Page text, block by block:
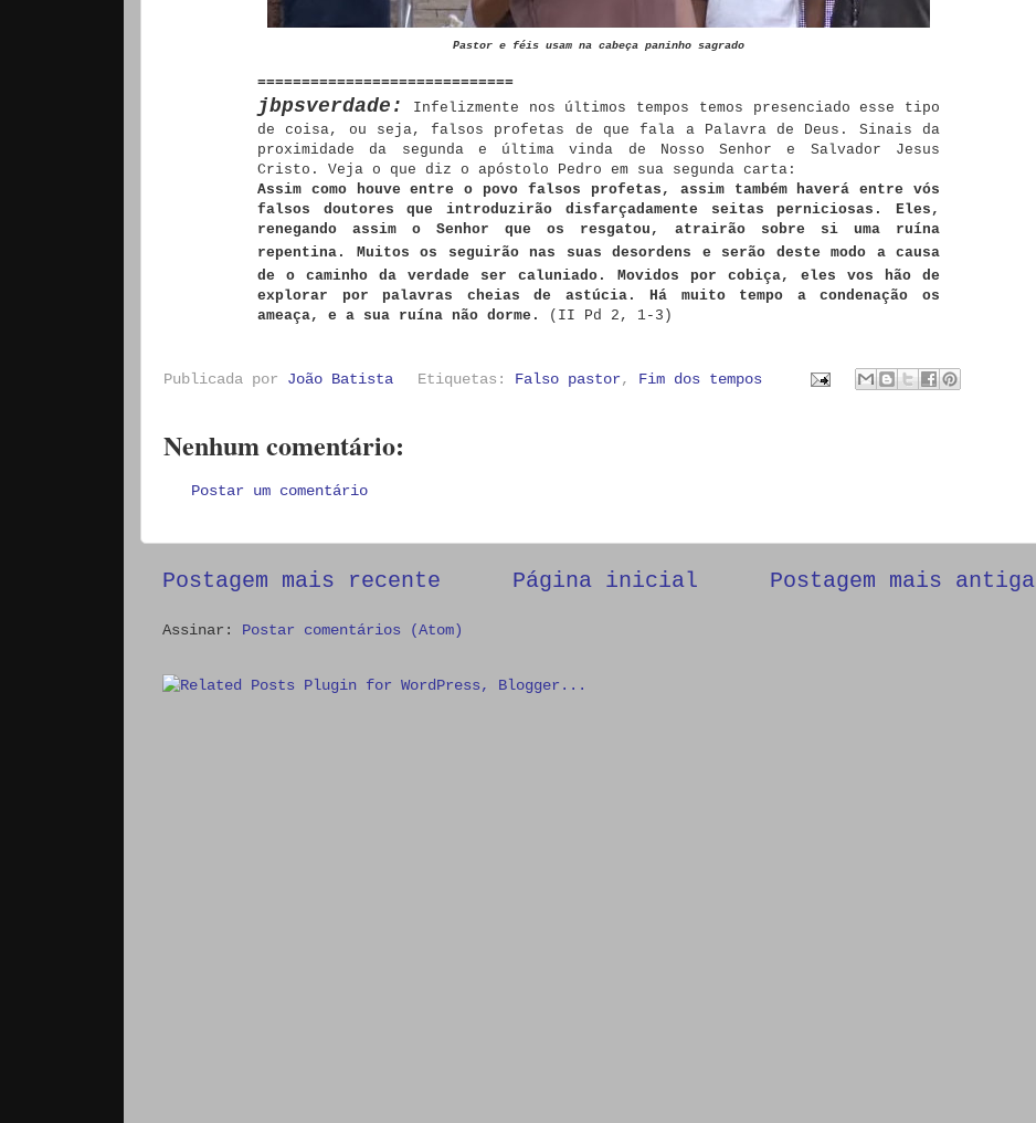
Pastor e féis usam na cabeça paninho sagrado
=============================
jbpsverdade:
Infelizmente nos últimos tempos temos presenciado esse tipo
de coisa, ou seja, falsos profetas de que fala a Palavra de Deus. Sinais da
proximidade da segunda e última vinda de Nosso Senhor e Salvador Jesus
Cristo. Veja o que diz o apóstolo Pedro em sua segunda carta:
Assim como houve entre o povo falsos profetas, assim também haverá entre vós
falsos doutores que introduzirão disfarçadamente seitas perniciosas. Eles,
renegando assim o Senhor que os resgatou, atrairão sobre si uma ruína
repentina. Muitos os seguirão nas suas desordens e serão deste modo a causa
de o caminho da verdade ser caluniado. Movidos por cobiça, eles vos hão de
explorar por palavras cheias de astúcia. Há muito tempo a condenação os
ameaça, e a sua ruína não dorme.
(II Pd 2, 1-3)
Publicada por João Batista Etiquetas: Falso pastor, Fim dos tempos
Nenhum comentário:
Postar um comentário
Postagem mais recente Postagem mais antiga
Página inicial
Assinar: Postar comentários (Atom)